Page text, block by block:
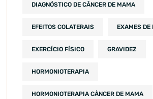
DIAGNÓSTICO DE CÂNCER DE MAMA
EFEITOS COLATERAIS EXAMES DE
EXERCÍCIO FÍSICO GRAVIDEZ
HORMONIOTERAPIA
HORMONIOTERAPIA CÂNCER DE MAMA